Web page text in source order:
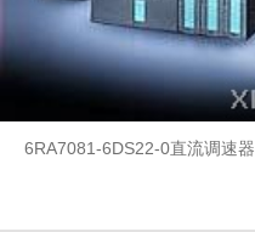
6RA7081-6DS22-0直流调速器